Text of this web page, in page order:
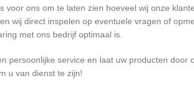
voor ons om te laten zien hoeveel wij onze
wij direct inspelen op eventuele vragen of
met ons bedrijf optimaal is.
persoonlijke service en laat uw producten door
u van dienst te zijn!